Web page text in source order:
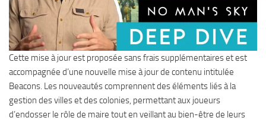
Cette mise à jour est proposée sans frais supplémentaires et est
accompagnée d’une nouvelle mise à jour de contenu intitulée
Beacons. Les nouveautés comprennent des éléments liés à la
gestion des villes et des colonies, permettant aux joueurs
d’endosser le rôle de maire tout en veillant au bien-être de leurs